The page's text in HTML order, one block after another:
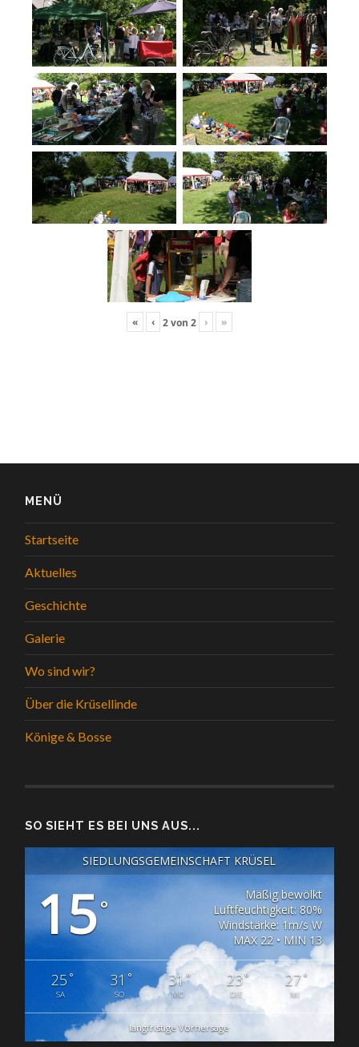
« ‹ 2von 2 › »
MENÜ
Startseite
Aktuelles
Geschichte
Galerie
Wo sind wir?
Über die Krüsellinde
Könige & Bosse
SO SIEHT ES BEI UNS AUS...
SIEDLUNGSGEMEINSCHAFT KRÜSEL
15°
Mäßig bewölkt
Luftfeuchtigkeit: 80%
Windstärke: 1m/s W
MAX 22 • MIN 13
25°
SA
31 °
SO
31°
MO
23°
DIE
27°
MI
langfristige Vorhersage